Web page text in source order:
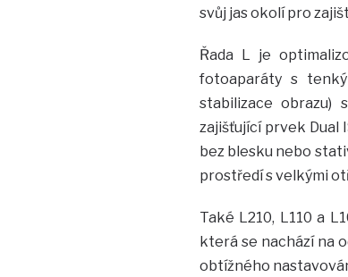
svůj jas okolí pro
Řada L je
fotoaparáty s
stabilizace obrazu)
zajišťující prvek Dual
bez blesku nebo
prostředí s velkými
Také L210, L110 a
která se nachází na
obtížného